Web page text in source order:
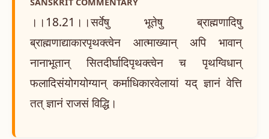
।।18.21।।सर्वेषु भूतेषु ब्राह्मणादिषु
ब्राह्मणाद्याकारपृथक्त्वेन आत्माख्यान् अपि भावान्
नानाभूतान् सितदीर्घादिपृथक्त्वेन च पृथग्विधान्
फलादिसंयोगयोग्यान् कर्माधिकारवेलायां यद् ज्ञानं वेत्ति
तत् ज्ञानं राजसं विद्धि।